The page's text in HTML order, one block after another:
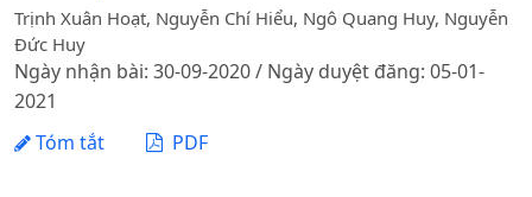
Trịnh Xuân Hoạt, Nguyễn Chí Hiểu, Ngô Quang Huy, Nguyễn
Đức Huy
Ngày nhận bài: 30-09-2020 / Ngày duyệt đăng: 05-01-
2021
Tóm tắt
PDF